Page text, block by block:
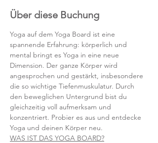
Über diese Buchung
Yoga auf dem Yoga Board ist eine
spannende Erfahrung: körperlich und
mental bringt es Yoga in eine neue
Dimension. Der ganze Körper wird
angesprochen und gestärkt, insbesondere
die so wichtige Tiefenmuskulatur. Durch
den beweglichen Untergrund bist du
gleichzeitig voll aufmerksam und
konzentriert. Probier es aus und entdecke
Yoga und deinen Körper neu.
WAS IST DAS YOGA BOARD?